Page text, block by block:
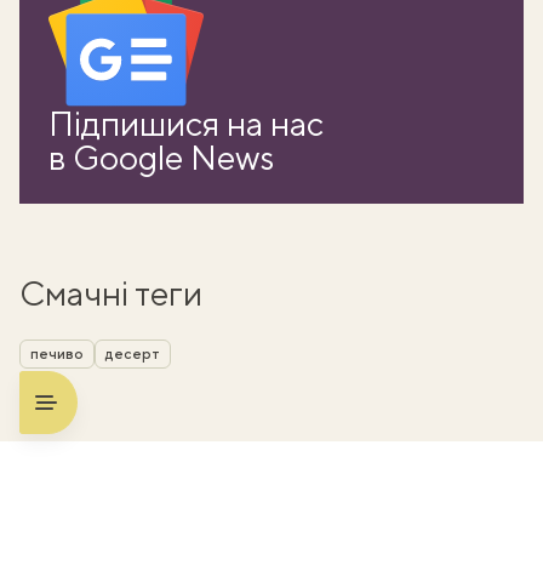
Підпишися на нас
в Google News
Смачні теги
печиво десерт